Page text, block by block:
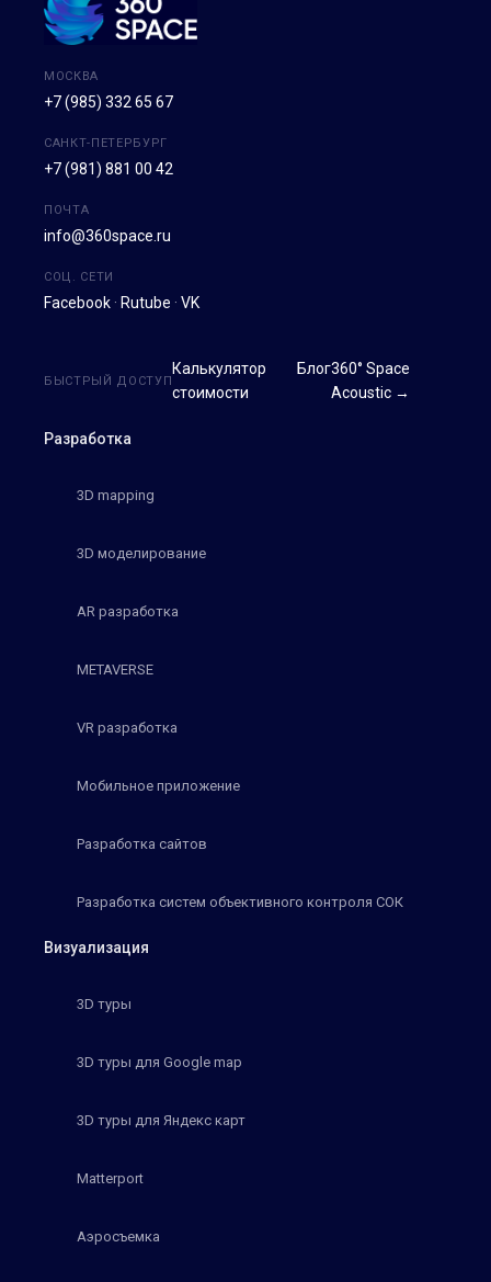
МОСКВА
+7 (985) 332 65 67
САНКТ-ПЕТЕРБУРГ
+7 (981) 881 00 42
ПОЧТА
info@360space.ru
СОЦ. СЕТИ
Facebook · Rutube · VK
Разработка
3D mapping
3D моделирование
AR разработка
METAVERSE
VR разработка
Мобильное приложение
Разработка сайтов
Разработка систем объективного контроля СОК
Визуализация
3D туры
3D туры для Google map
3D туры для Яндекс карт
Matterport
Аэросъемка
БЫСТРЫЙ ДОСТУП
Калькулятор
стоимости
Блог360° Space
Acoustic →